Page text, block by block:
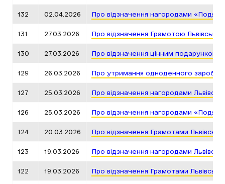
132 02.04.2026 Про відзначення нагородами «Подяка
131 27.03.2026 Про відзначення Грамотою
130 27.03.2026 Про відзначення цінним подарунком
129 26.03.2026 Про утримання одноденного
127 25.03.2026 Про відзначення нагородами
126 25.03.2026 Про відзначення нагородами «Подяка
124 20.03.2026 Про відзначення Грамотами
123 19.03.2026 Про відзначення нагородами
122 19.03.2026 Про відзначення Грамотами